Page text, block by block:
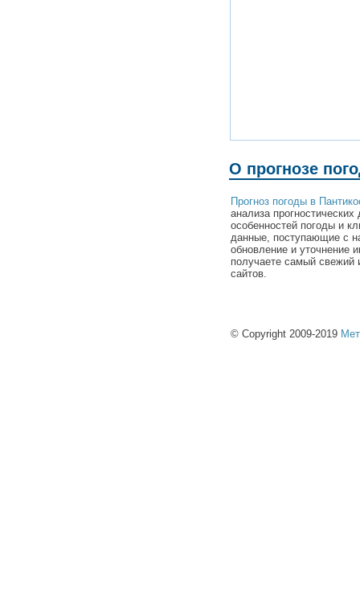
О прогнозе
Прогноз погоды в
анализа
особенностей погоды и
данные, поступающие с
обновление и уточнение
получаете самый свежий
сайтов.
© Copyright 2009-2019